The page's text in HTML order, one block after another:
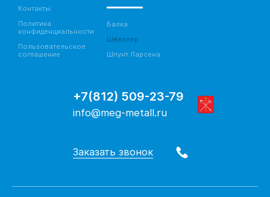
Контакты
Политика
конфиденциальности
Пользовательское
соглашение
Балка
Швеллер
Шпунт Ларсена
+7(812) 509-23-79
info@meg-metall.ru
Заказать звонок